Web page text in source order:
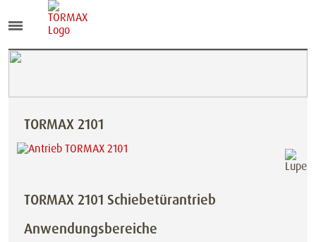
TORMAX 2101
TORMAX 2101 Schiebetürantrieb
Anwendungsbereiche